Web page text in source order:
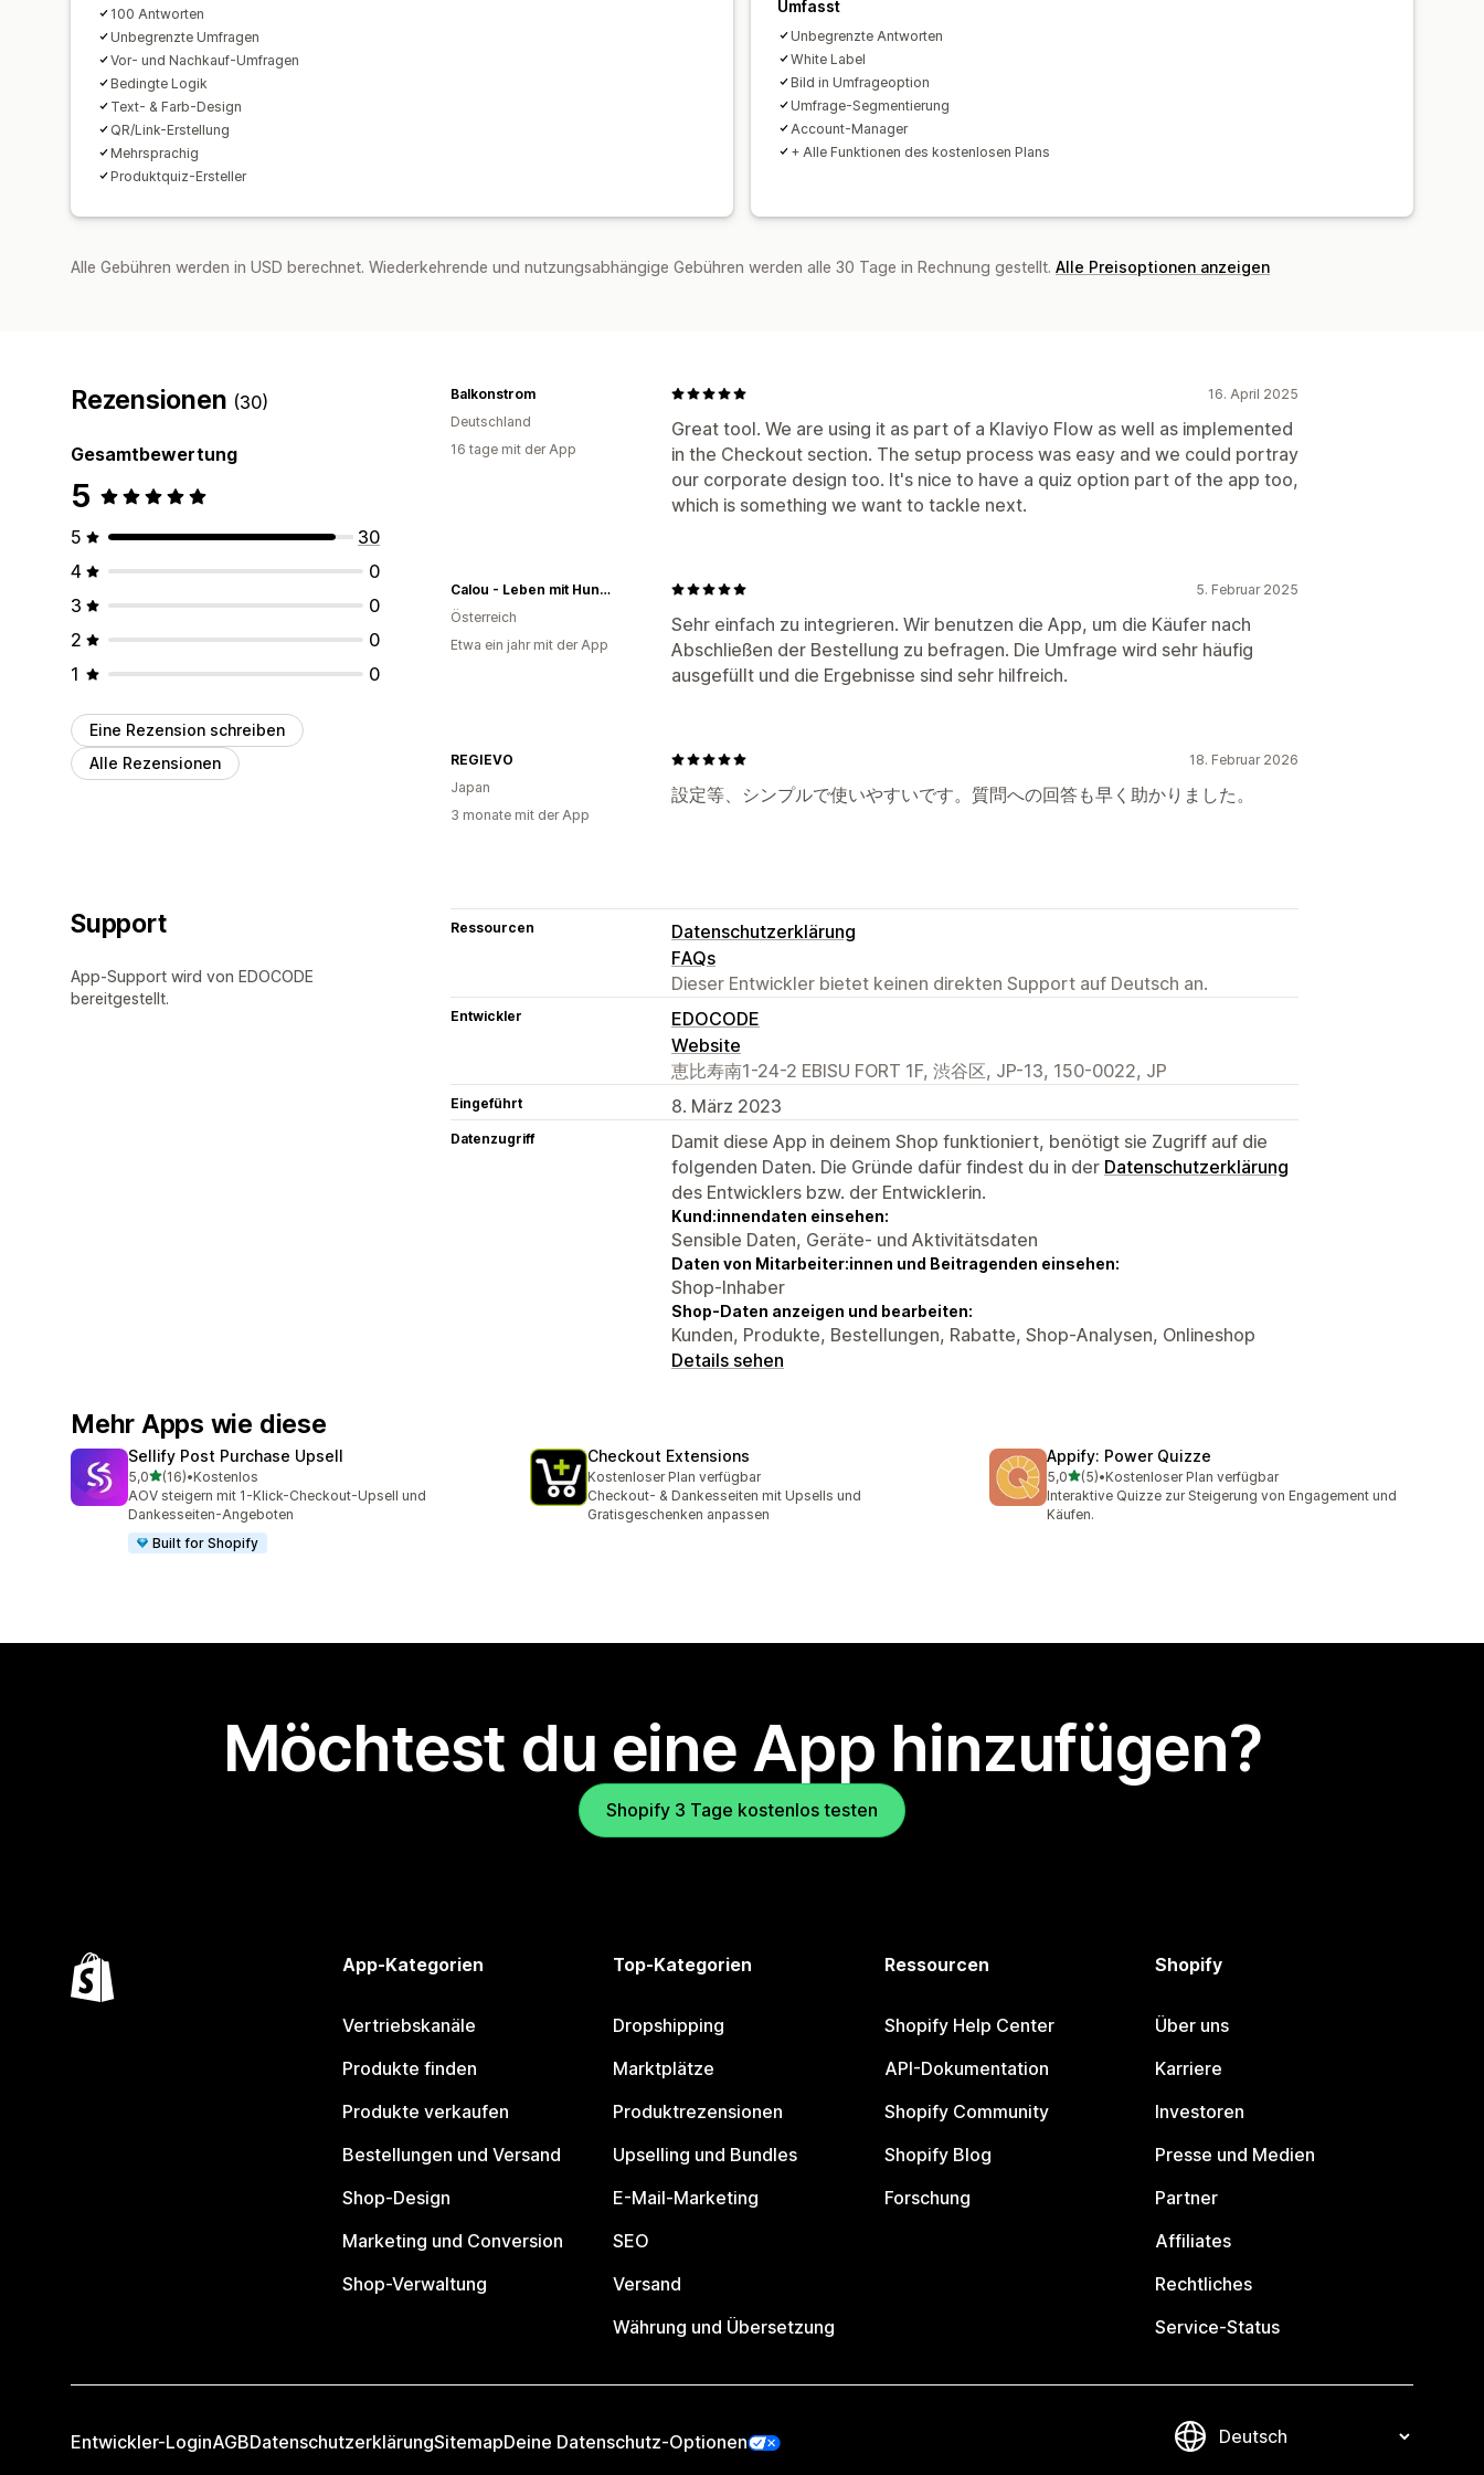
100 Antworten
Unbegrenzte Umfragen
Vor- und Nachkauf-Umfragen
Bedingte Logik
Text- & Farb-Design
QR/Link-Erstellung
Mehrsprachig
Produktquiz-Ersteller
Umfasst
Unbegrenzte Antworten
White Label
Bild in Umfrageoption
Umfrage-Segmentierung
Account-Manager
+ Alle Funktionen des kostenlosen Plans
Alle Gebühren werden in USD berechnet. Wiederkehrende und nutzungsabhängige Gebühren werden alle 30 Tage in Rechnung gestellt. Alle Preisoptionen anzeigen
Rezensionen (30)
Gesamtbewertung
5
5
30
4
0
3
0
2
0
1
0
Eine Rezension schreiben
Alle Rezensionen
16. April 2025
Great tool. We are using it as part of a Klaviyo Flow as well as implemented
in the Checkout section. The setup process was easy and we could portray
our corporate design too. It's nice to have a quiz option part of the app too,
which is something we want to tackle next.
Balkonstrom
Deutschland
16 tage mit der App
5. Februar 2025
Sehr einfach zu integrieren. Wir benutzen die App, um die Käufer nach
Abschließen der Bestellung zu befragen. Die Umfrage wird sehr häufig
ausgefüllt und die Ergebnisse sind sehr hilfreich.
Calou - Leben mit Hund und Katze
Österreich
Etwa ein jahr mit der App
18. Februar 2026
設定等、シンプルで使いやすいです。質問への回答も早く助かりました。
REGIEVO
Japan
3 monate mit der App
Support
App-Support wird von EDOCODE
bereitgestellt.
Ressourcen
Datenschutzerklärung
FAQs
Dieser Entwickler bietet keinen direkten Support auf Deutsch an.
Entwickler
EDOCODE
Website
恵比寿南1-24-2 EBISU FORT 1F, 渋谷区, JP-13, 150-0022, JP
Eingeführt 8. März 2023
Datenzugriff
Damit diese App in deinem Shop funktioniert, benötigt sie Zugriff auf die
folgenden Daten. Die Gründe dafür findest du in der Datenschutzerklärung
des Entwicklers bzw. der Entwicklerin.
Kund:innendaten einsehen:
Sensible Daten, Geräte- und Aktivitätsdaten
Daten von Mitarbeiter:innen und Beitragenden einsehen:
Shop-Inhaber
Shop-Daten anzeigen und bearbeiten:
Kunden, Produkte, Bestellungen, Rabatte, Shop-Analysen, Onlineshop
Details sehen
Mehr Apps wie diese
Sellify Post Purchase Upsell
5,0von 5 Sternen
(16)
16 Rezensionen insgesamt
•Kostenlos
AOV steigern mit 1-Klick-Checkout-Upsell und
Dankesseiten-Angeboten
Built for Shopify
Checkout Extensions
Kostenloser Plan verfügbar
Checkout- & Dankesseiten mit Upsells und
Gratisgeschenken anpassen
Appify: Power Quizze
5,0von 5 Sternen
(5)
5 Rezensionen insgesamt
•Kostenloser Plan verfügbar
Interaktive Quizze zur Steigerung von Engagement und
Käufen.
Möchtest du eine App hinzufügen?
Shopify 3 Tage kostenlos testen
App-Kategorien
Vertriebskanäle
Produkte finden
Produkte verkaufen
Bestellungen und Versand
Shop-Design
Marketing und Conversion
Shop-Verwaltung
Top-Kategorien
Dropshipping
Marktplätze
Produktrezensionen
Upselling und Bundles
E-Mail-Marketing
SEO
Versand
Währung und Übersetzung
Ressourcen
Shopify Help Center
API-Dokumentation
Shopify Community
Shopify Blog
Forschung
Shopify
Über uns
Karriere
Investoren
Presse und Medien
Partner
Affiliates
Rechtliches
Service-Status
Entwickler-LoginAGBDatenschutzerklärungSitemapDeine Datenschutz-Optionen